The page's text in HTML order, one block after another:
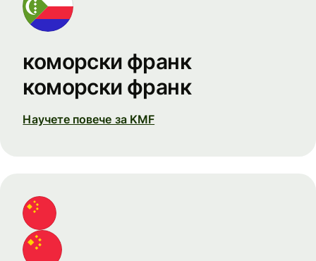
коморски франк
коморски франк
Научете повече за KMF